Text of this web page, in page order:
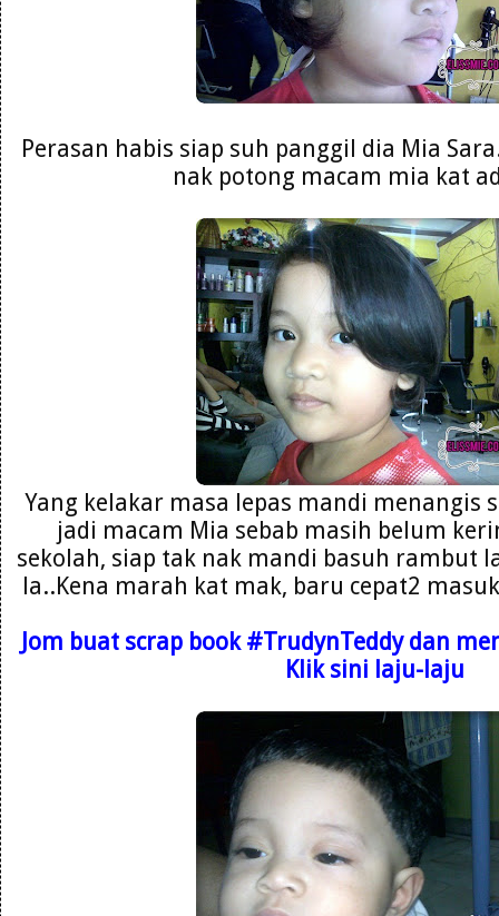
Perasan habis siap suh panggil dia Mia
nak potong macam mia kat
Yang kelakar masa lepas mandi menangis
jadi macam Mia sebab masih belum
sekolah, siap tak nak mandi basuh rambut
la..Kena marah kat mak, baru cepat2
Jom buat scrap book #TrudynTeddy dan
Klik sini laju-laju